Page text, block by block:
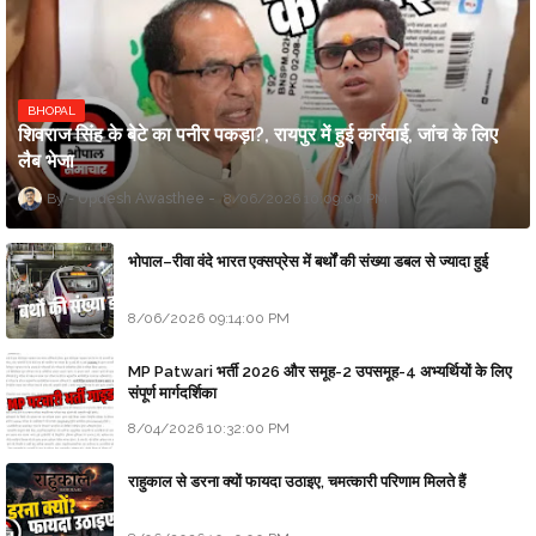
BHOPAL
शिवराज सिंह के बेटे का पनीर पकड़ा?, रायपुर में हुई कार्रवाई, जांच के लिए
लैब भेजा
Updesh Awasthee 8/06/2026 10:09:00 PM
भोपाल–रीवा वंदे भारत एक्सप्रेस में बर्थों की संख्या डबल से ज्यादा हुई
8/06/2026 09:14:00 PM
MP Patwari भर्ती 2026 और समूह-2 उपसमूह-4 अभ्यर्थियों के लिए
संपूर्ण मार्गदर्शिका
8/04/2026 10:32:00 PM
राहुकाल से डरना क्यों फायदा उठाइए, चमत्कारी परिणाम मिलते हैं